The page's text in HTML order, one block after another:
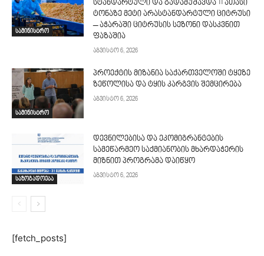
სამინისტრო
სტანდარტული და გადამუშავდა 11 ათასი
ტონაზე მეტი არასტანდარტული ციტრუსი
– აჭარაში ციტრუსის სეზონი დასკვნით
ფაზაშია
აგვისტო 6, 2026
სამინისტრო
პროექტის მიზანია საქართველოში ტყეზე
ზეწოლისა და ტყის კარგვის შემცირება
აგვისტო 6, 2026
საზოგადოება
დევნილებისა და ეკომიგრანტების
სამეწარმეო საქმიანობის მხარდაჭერის
მიზნით პროგრამა დაიწყო
აგვისტო 6, 2026
[fetch_posts]